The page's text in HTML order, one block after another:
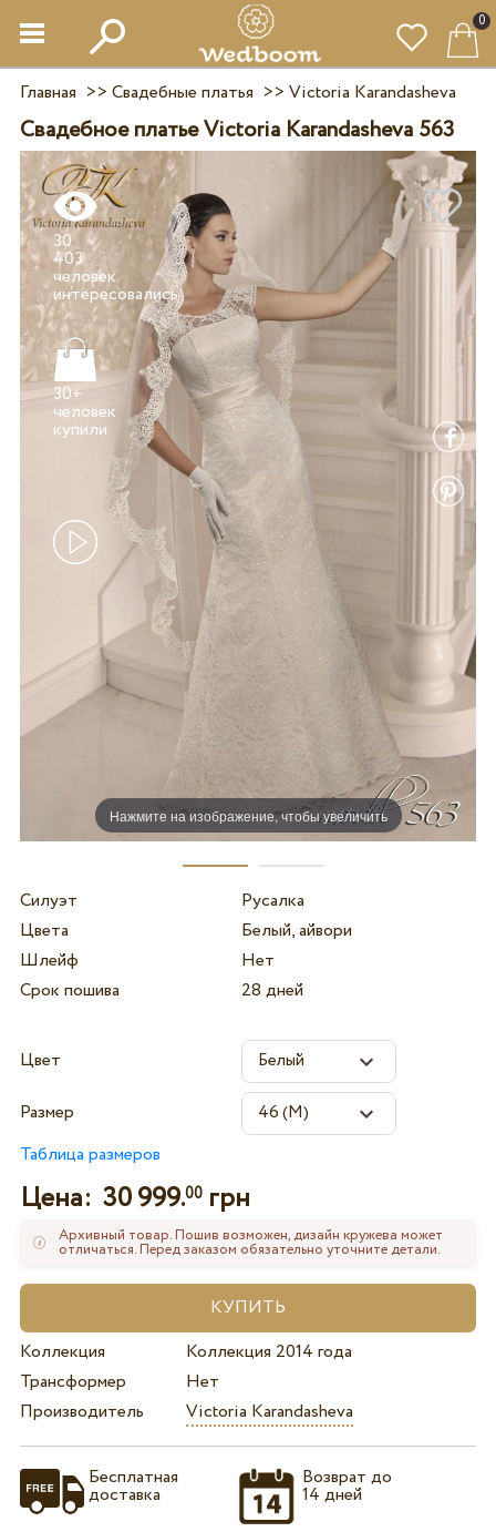
0
Главная >> Свадебные платья >> Victoria Karandasheva
Свадебное платье Victoria Karandasheva 563
Нажмите на изображение, чтобы увеличить
30
403
человек
интересовались
30+
человек
Силуэт
Русалка
Цвета
Белый, айвори
Шлейф
Нет
Срок пошива
28 дней
Цвет
Размер
Таблица размеров
Цена: 30 999.00грн
Архивный товар. Пошив возможен, дизайн кружева может
отличаться. Перед заказом обязательно уточните детали.
Коллекция
Коллекция 2014 года
Трансформер
Нет
Производитель
Victoria Karandasheva
Бесплатная
доставка
Возврат до
14 дней